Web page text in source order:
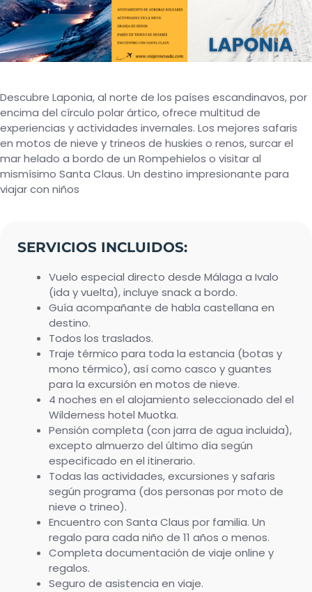
Descubre Laponia, al norte de los países escandinavos, por
encima del círculo polar ártico, ofrece multitud de
experiencias y actividades invernales. Los mejores safaris
en motos de nieve y trineos de huskies o renos, surcar el
mar helado a bordo de un Rompehielos o visitar al
mismísimo Santa Claus. Un destino impresionante para
viajar con niños
SERVICIOS INCLUIDOS:
Vuelo especial directo desde Málaga a Ivalo
(ida y vuelta), incluye snack a bordo.
Guía acompañante de habla castellana en
destino.
Todos los traslados.
Traje térmico para toda la estancia (botas y
mono térmico), así como casco y guantes
para la excursión en motos de nieve.
4 noches en el alojamiento seleccionado del el
Wilderness hotel Muotka.
Pensión completa (con jarra de agua incluida),
excepto almuerzo del último día según
especificado en el itinerario.
Todas las actividades, excursiones y safaris
según programa (dos personas por moto de
nieve o trineo).
Encuentro con Santa Claus por familia. Un
regalo para cada niño de 11 años o menos.
Completa documentación de viaje online y
regalos.
Seguro de asistencia en viaje.